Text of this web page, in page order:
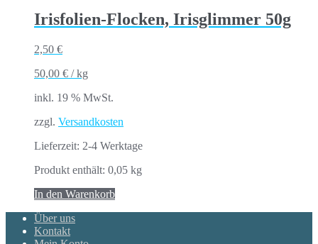
Irisfolien-Flocken, Irisglimmer 50g
2,50 €
50,00 € /kg
inkl. 19 % MwSt.
zzgl. Versandkosten
Lieferzeit: 2-4 Werktage
Produkt enthält: 0,05 kg
In den Warenkorb
Über uns
Kontakt